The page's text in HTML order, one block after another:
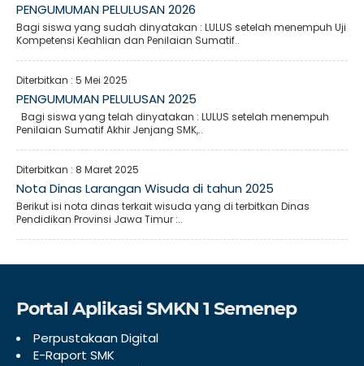
PENGUMUMAN PELULUSAN 2026
Bagi siswa yang sudah dinyatakan : LULUS setelah menempuh Uji
Kompetensi Keahlian dan Penilaian Sumatif..
Diterbitkan : 5 Mei 2025
PENGUMUMAN PELULUSAN 2025
Bagi siswa yang telah dinyatakan : LULUS setelah menempuh
Penilaian Sumatif Akhir Jenjang SMK,..
Diterbitkan : 8 Maret 2025
Nota Dinas Larangan Wisuda di tahun 2025
Berikut isi nota dinas terkait wisuda yang di terbitkan Dinas
Pendidikan Provinsi Jawa Timur :..
Portal Aplikasi SMKN 1 Semenep
Perpustakaan Digital
E-Raport SMK